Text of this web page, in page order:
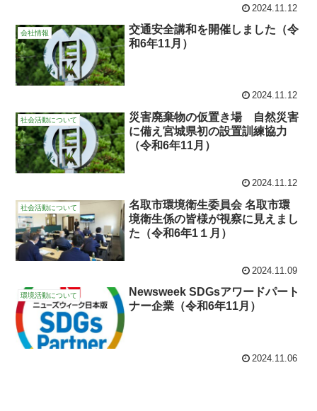
2024.11.12
会社情報
交通安全講和を開催しました（令
和6年11月）
2024.11.12
社会活動について
災害廃棄物の仮置き場 自然災害
に備え宮城県初の設置訓練協力
（令和6年11月）
2024.11.12
社会活動について
名取市環境衛生委員会 名取市環
境衛生係の皆様が視察に見えまし
た（令和6年1１月）
2024.11.09
環境活動について
Newsweek SDGsアワードパート
ナー企業（令和6年11月）
2024.11.06